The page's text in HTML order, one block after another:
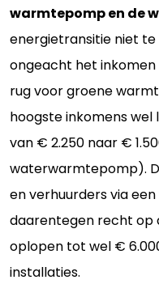
warmtepomp en de
energietransitie niet
ongeacht het
rug voor groene
hoogste inkomens wel
van € 2.250 naar €
waterwarmtepomp).
en verhuurders via
daarentegen recht op
oplopen tot wel €
installaties.